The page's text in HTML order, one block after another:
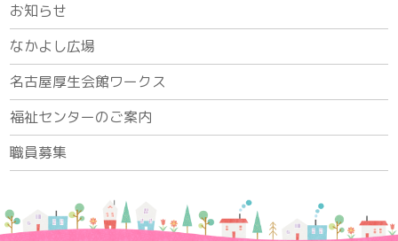
お知らせ
なかよし広場
名古屋厚生会館ワークス
福祉センターのご案内
職員募集